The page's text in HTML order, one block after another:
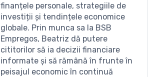
finanțele personale, strategiile de
investiții și tendințele economice
globale. Prin munca sa la BSB
Empregos, Beatriz dă putere
cititorilor să ia decizii financiare
informate și să rămână în frunte în
peisajul economic în continuă